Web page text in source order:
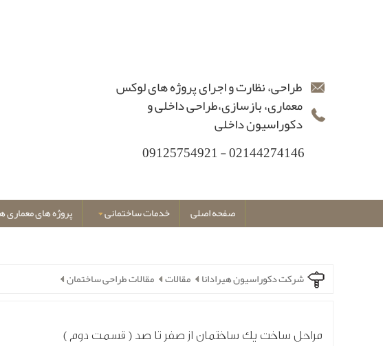
طراحی، نظارت و اجرای پروژه های لوکس
معماری، بازسازی،طراحی داخلی و
دکوراسیون داخلی
02144274146 - 09125754921
صفحه اصلی خدمات ساختمانی پروژه های معماری
شرکت دکوراسیون هیرادانا مقالات مقالات طراحی ساختمان
مراحل ساخت یک ساختمان از صفر تا صد ( قسمت دوم )